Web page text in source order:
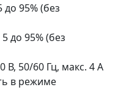
95% (без
до 95% (без
В, 50/60 Гц, макс. 4 А
в режиме